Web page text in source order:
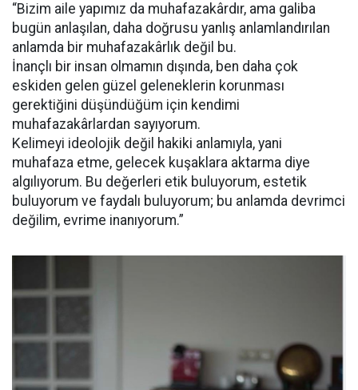
“Bizim aile yapımız da muhafazakârdır, ama galiba
bugün anlaşılan, daha doğrusu yanlış anlamlandırılan
anlamda bir muhafazakârlık değil bu.
İnançlı bir insan olmamın dışında, ben daha çok
eskiden gelen güzel geleneklerin korunması
gerektiğini düşündüğüm için kendimi
muhafazakârlardan sayıyorum.
Kelimeyi ideolojik değil hakiki anlamıyla, yani
muhafaza etme, gelecek kuşaklara aktarma diye
algılıyorum. Bu değerleri etik buluyorum, estetik
buluyorum ve faydalı buluyorum; bu anlamda devrimci
değilim, evrime inanıyorum.”